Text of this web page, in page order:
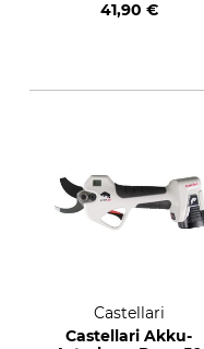
41,90 €
Castellari
Castellari Akku-